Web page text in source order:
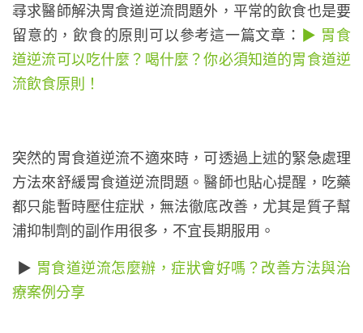
尋求醫師解決胃食道逆流問題外，平常的飲食也是要
留意的，飲食的原則可以參考這一篇文章： ▶ 胃食
道逆流可以吃什麼？喝什麼？你必須知道的胃食道逆
流飲食原則！
突然的胃食道逆流不適來時，可透過上述的緊急處理
方法來舒緩胃食道逆流問題。醫師也貼心提醒，吃藥
都只能暫時壓住症狀，無法徹底改善，尤其是質子幫
浦抑制劑的副作用很多，不宜長期服用。
▶ 胃食道逆流怎麼辦，症狀會好嗎？改善方法與治
療案例分享